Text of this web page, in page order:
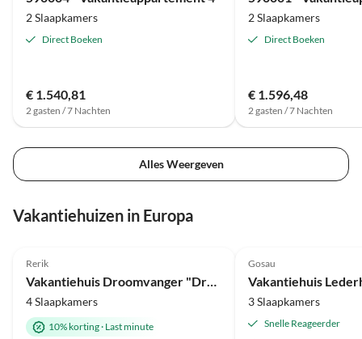
2 Slaapkamers
Direct Boeken
€ 1.540,81
2 gasten / 7 Nachten
2 Slaapkamers
Direct Boeken
€ 1.596,48
2 gasten / 7 Nachten
Alles Weergeven
Vakantiehuizen in Europa
Top-
Rerik
Vakantiehuis Droomvanger "Dromen onder Riet"
4 Slaapkamers
10% korting· Last minute
Gosau
Vakantiehuis
3 Slaapkamers
Snelle Reageerder